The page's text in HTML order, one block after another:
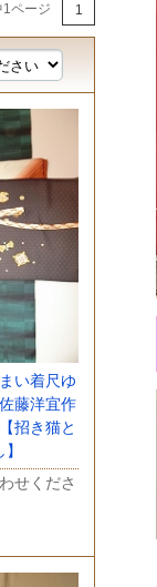
1ページ 1
い着尺ゆ
藤洋宜作
招き猫と
せくださ